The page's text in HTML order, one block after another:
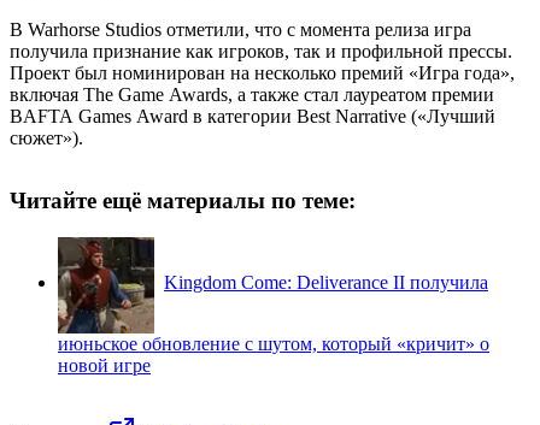
В Warhorse Studios отметили, что с момента релиза игра
получила признание как игроков, так и профильной прессы.
Проект был номинирован на несколько премий «Игра года»,
включая The Game Awards, а также стал лауреатом премии
BAFTA Games Award в категории Best Narrative («Лучший
сюжет»).
Читайте ещё материалы по теме:
Kingdom Come: Deliverance II получила
июньское обновление с шутом, который «кричит» о
новой игре